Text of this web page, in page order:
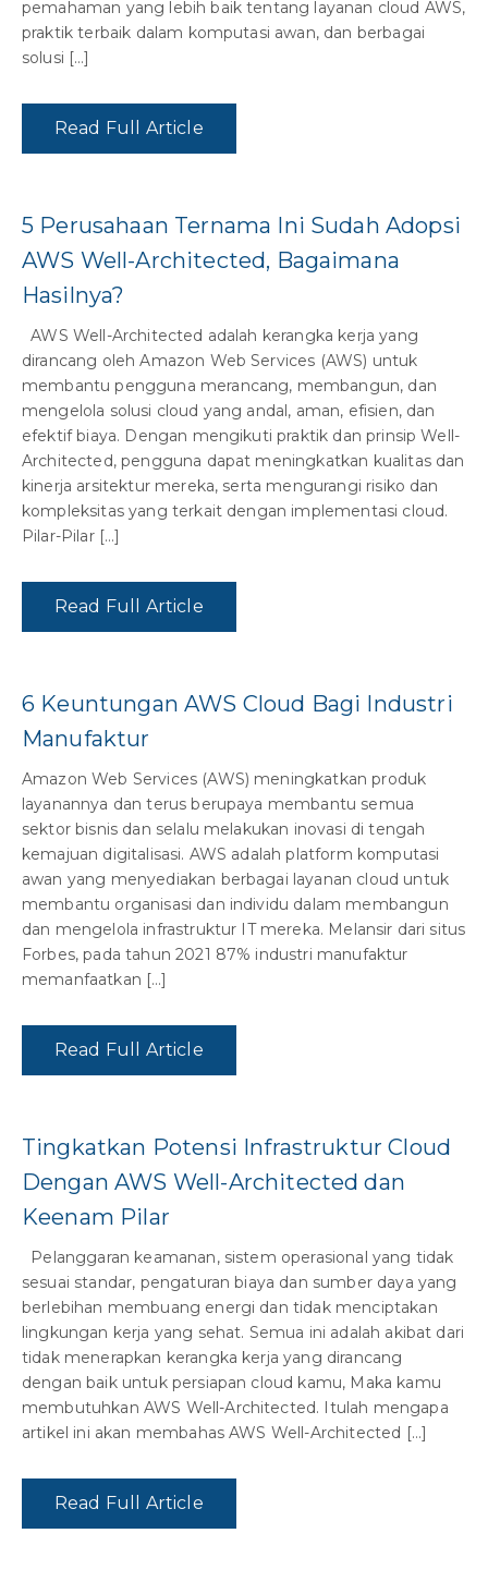
pemahaman yang lebih baik tentang layanan cloud AWS,
praktik terbaik dalam komputasi awan, dan berbagai
solusi […]
Read Full Article
5 Perusahaan Ternama Ini Sudah Adopsi
AWS Well-Architected, Bagaimana
Hasilnya?
AWS Well-Architected adalah kerangka kerja yang
dirancang oleh Amazon Web Services (AWS) untuk
membantu pengguna merancang, membangun, dan
mengelola solusi cloud yang andal, aman, efisien, dan
efektif biaya. Dengan mengikuti praktik dan prinsip Well-
Architected, pengguna dapat meningkatkan kualitas dan
kinerja arsitektur mereka, serta mengurangi risiko dan
kompleksitas yang terkait dengan implementasi cloud.
Pilar-Pilar […]
Read Full Article
6 Keuntungan AWS Cloud Bagi Industri
Manufaktur
Amazon Web Services (AWS) meningkatkan produk
layanannya dan terus berupaya membantu semua
sektor bisnis dan selalu melakukan inovasi di tengah
kemajuan digitalisasi. AWS adalah platform komputasi
awan yang menyediakan berbagai layanan cloud untuk
membantu organisasi dan individu dalam membangun
dan mengelola infrastruktur IT mereka. Melansir dari situs
Forbes, pada tahun 2021 87% industri manufaktur
memanfaatkan […]
Read Full Article
Tingkatkan Potensi Infrastruktur Cloud
Dengan AWS Well-Architected dan
Keenam Pilar
Pelanggaran keamanan, sistem operasional yang tidak
sesuai standar, pengaturan biaya dan sumber daya yang
berlebihan membuang energi dan tidak menciptakan
lingkungan kerja yang sehat. Semua ini adalah akibat dari
tidak menerapkan kerangka kerja yang dirancang
dengan baik untuk persiapan cloud kamu, Maka kamu
membutuhkan AWS Well-Architected. Itulah mengapa
artikel ini akan membahas AWS Well-Architected […]
Read Full Article